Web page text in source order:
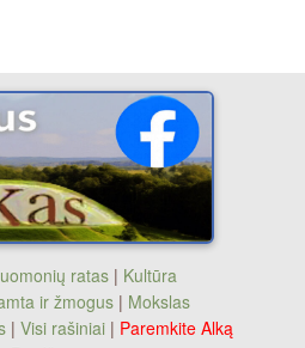
ratas| Kultūra
ir žmogus | Mokslas
| Visi rašiniai | Paremkite Alką